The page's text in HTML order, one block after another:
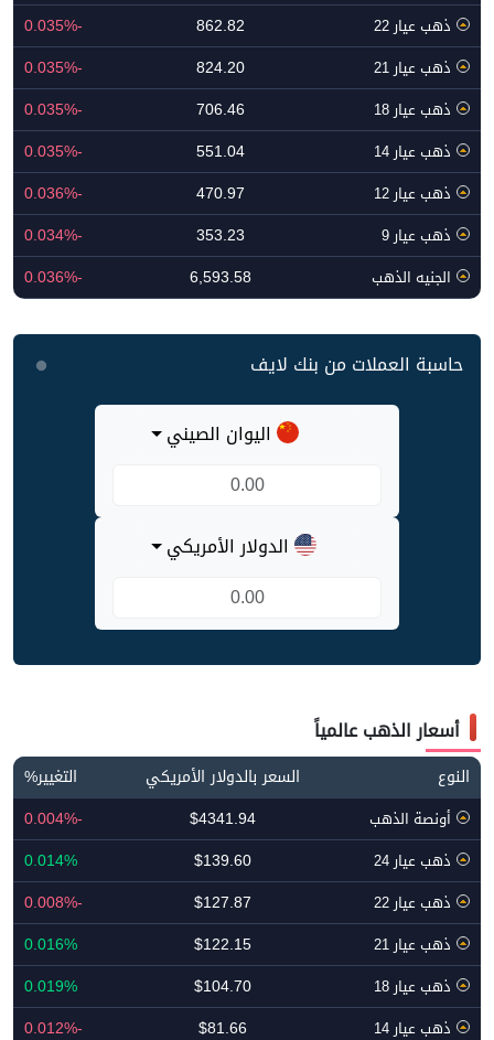
ذهب عيار 22 862.82
-0.035%
ذهب عيار 21 824.20
-0.035%
ذهب عيار 18 706.46
-0.035%
ذهب عيار 14 551.04
-0.035%
ذهب عيار 12 470.97
-0.036%
ذهب عيار 9 353.23
-0.034%
الجنيه الذهب 6,593.58
-0.036%
حاسبة العملات من بنك لايف
اليوان الصيني
الدولار الأمريكي
أسعار الذهب عالمياً
النوع السعر بالدولار الأمريكي التغيير%
أونصة الذهب $4341.94
-0.004%
ذهب عيار 24 $139.60
0.014%
ذهب عيار 22 $127.87
-0.008%
ذهب عيار 21 $122.15
0.016%
ذهب عيار 18 $104.70
0.019%
ذهب عيار 14 $81.66
-0.012%